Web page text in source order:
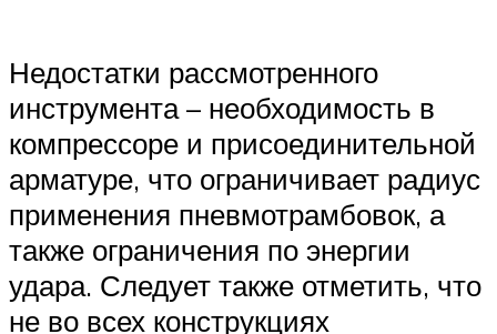
Недостатки рассмотренного
инструмента – необходимость в
компрессоре и присоединительной
арматуре, что ограничивает радиус
применения пневмотрамбовок, а
также ограничения по энергии
удара. Следует также отметить, что
не во всех конструкциях